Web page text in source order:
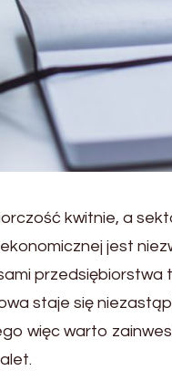
kwitnie, a
jest
przedsiębiorstwa
staje się
więc warto